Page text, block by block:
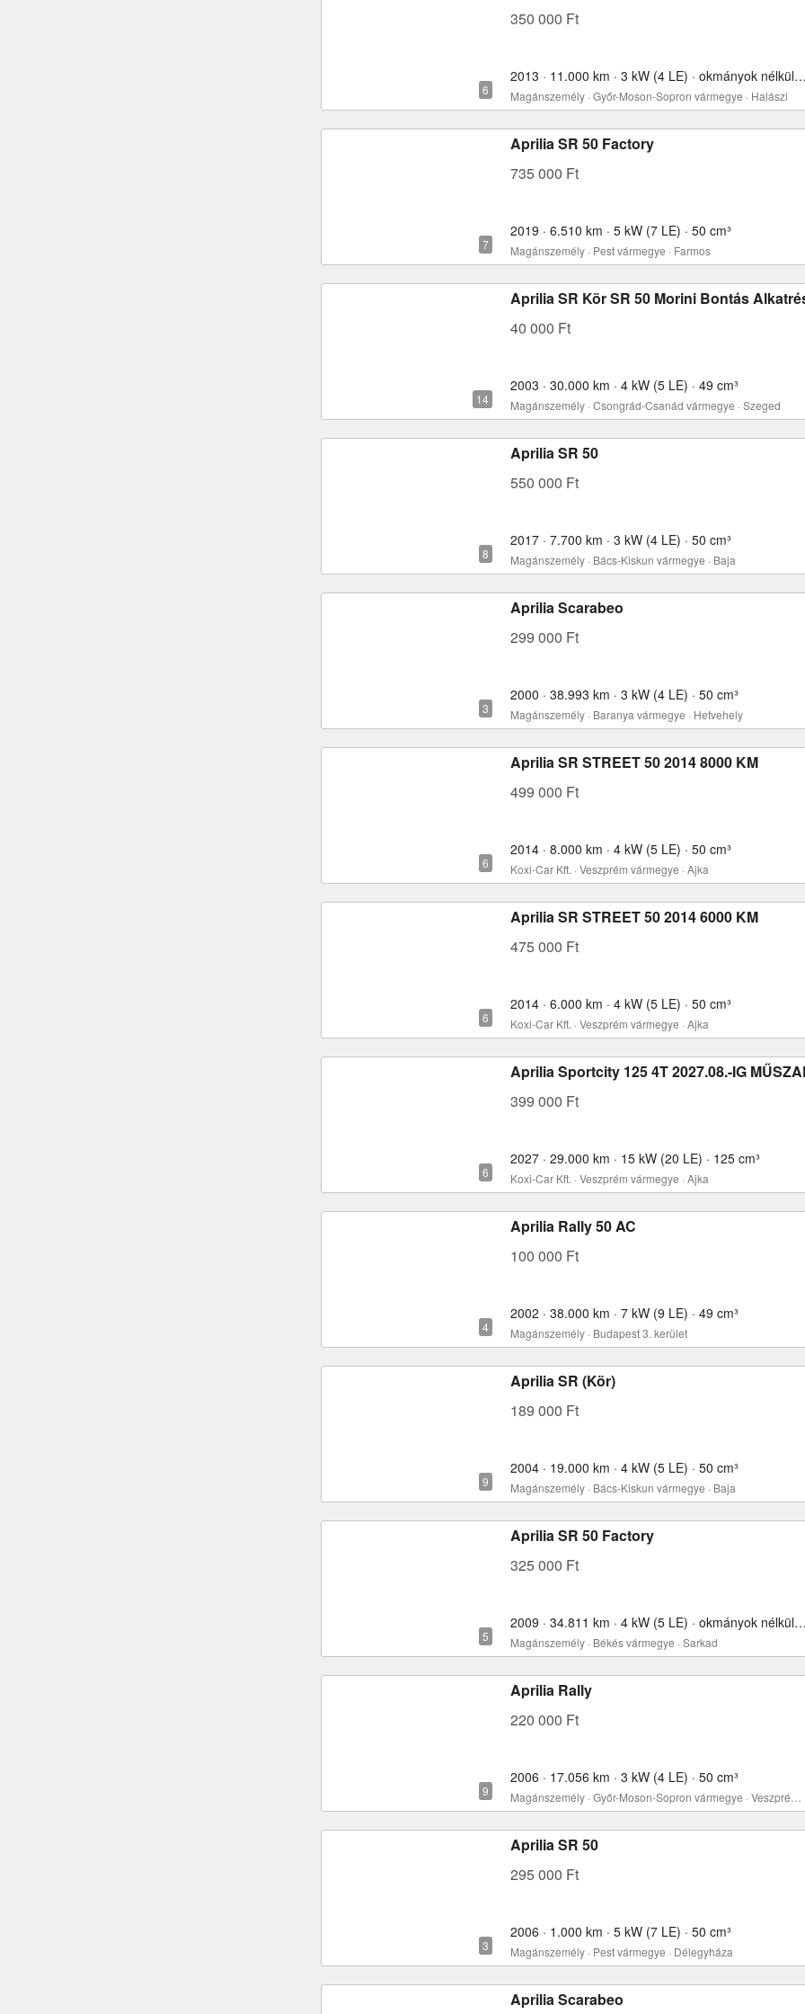
350 000 Ft
2013 · 11.000 km · 3 kW (4 LE) · okmányok nélkül · 50 cm³
Magánszemély · Győr-Moson-Sopron vármegye · Halászi
Aprilia SR 50 Factory
735 000 Ft
2019 · 6.510 km · 5 kW (7 LE) · 50 cm³
Magánszemély · Pest vármegye · Farmos
Aprilia SR Kör SR 50 Morini Bontás
40 000 Ft
2003 · 30.000 km · 4 kW (5 LE) · 49 cm³
Magánszemély · Csongrád-Csanád vármegye · Szeged
Aprilia SR 50
550 000 Ft
2017 · 7.700 km · 3 kW (4 LE) · 50 cm³
Magánszemély · Bács-Kiskun vármegye · Baja
Aprilia Scarabeo
299 000 Ft
2000 · 38.993 km · 3 kW (4 LE) · 50 cm³
Magánszemély · Baranya vármegye · Hetvehely
Aprilia SR STREET 50 2014 8000 KM
499 000 Ft
2014 · 8.000 km · 4 kW (5 LE) · 50 cm³
Koxi-Car Kft. · Veszprém vármegye · Ajka
Aprilia SR STREET 50 2014 6000 KM
475 000 Ft
2014 · 6.000 km · 4 kW (5 LE) · 50 cm³
Koxi-Car Kft. · Veszprém vármegye · Ajka
Aprilia Sportcity 125 4T 2027.08.-IG
399 000 Ft
2027 · 29.000 km · 15 kW (20 LE) · 125 cm³
Koxi-Car Kft. · Veszprém vármegye · Ajka
Aprilia Rally 50 AC
100 000 Ft
2002 · 38.000 km · 7 kW (9 LE) · 49 cm³
Magánszemély · Budapest 3. kerület
Aprilia SR (Kör)
189 000 Ft
2004 · 19.000 km · 4 kW (5 LE) · 50 cm³
Magánszemély · Bács-Kiskun vármegye · Baja
Aprilia SR 50 Factory
325 000 Ft
2009 · 34.811 km · 4 kW (5 LE) · okmányok nélkül · 50 cm³
Magánszemély · Békés vármegye · Sarkad
Aprilia Rally
220 000 Ft
2006 · 17.056 km · 3 kW (4 LE) · 50 cm³
Aprilia SR 50
295 000 Ft
2006 · 1.000 km · 5 kW (7 LE) · 50 cm³
Magánszemély · Pest vármegye · Délegyháza
Aprilia Scarabeo